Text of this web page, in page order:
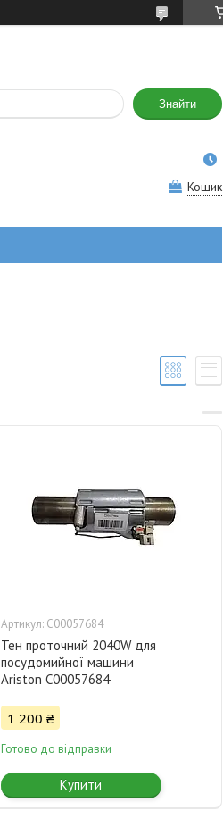
Знайти
Кошик
C00057684
Тен проточний 2040W для
посудомийної машини
Ariston C00057684
1 200 ₴
Готово до відправки
Купити